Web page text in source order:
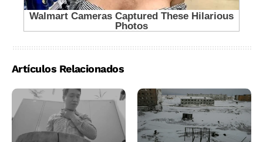
Artículos Relacionados